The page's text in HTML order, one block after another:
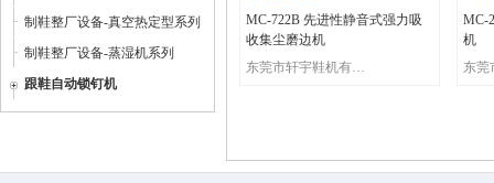
制鞋整厂设备-真空热定型系列
制鞋整厂设备-蒸湿机系列
跟鞋自动锁钉机
MC-722B 先进性静音式强力吸
收集尘磨边机
东莞市轩宇鞋机有限公司
MC-
机